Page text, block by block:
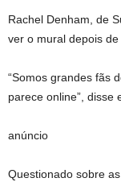
Rachel Denham, de
ver o mural depois
“Somos grandes fãs
parece online”, disse
anúncio
Questionado sobre